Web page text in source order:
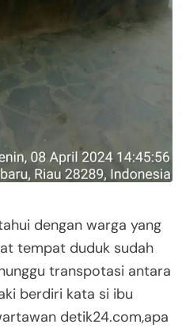
dengan warga yang
tempat duduk sudah
transpotasi antara
berdiri kata si ibu
detik24.com,apa